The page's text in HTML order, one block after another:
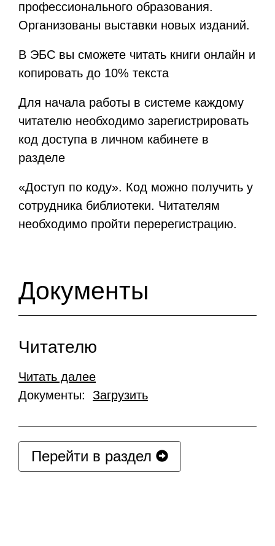
профессионального образования.
Организованы выставки новых изданий.
В ЭБС вы сможете читать книги онлайн и
копировать до 10% текста
Для начала работы в системе каждому
читателю необходимо зарегистрировать
код доступа в личном кабинете в
разделе
«Доступ по коду». Код можно получить у
сотрудника библиотеки. Читателям
необходимо пройти перерегистрацию.
Документы
Читателю
Читать далее
Документы: Загрузить
Перейти в раздел